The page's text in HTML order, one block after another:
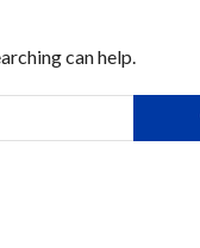
can help.
索: